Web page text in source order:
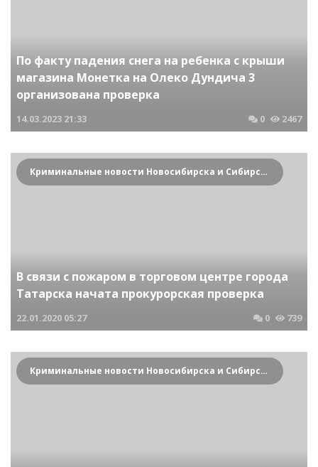
По факту падения снега на ребенка с крыши
магазина Монетка на Олеко Дундича 3
организована проверка
14.03.2023 21:33 0 2467
Криминальные новости Новосибирска и Сибирского региона
В связи с пожаром в торговом центре города
Татарска начата прокурорская проверка
22.01.2020 05:27 0 739
Криминальные новости Новосибирска и Сибирского региона